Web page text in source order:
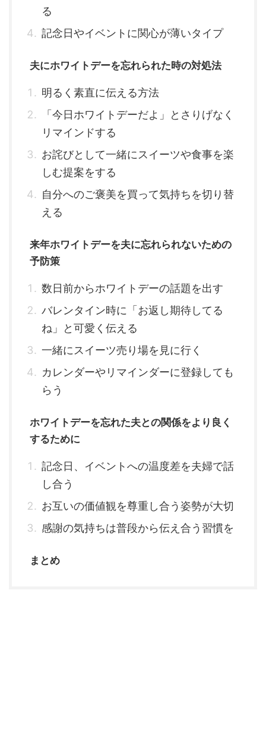
る
記念日やイベントに関心が薄いタイプ
夫にホワイトデーを忘れられた時の対処法
明るく素直に伝える方法
「今日ホワイトデーだよ」とさりげなく
リマインドする
お詫びとして一緒にスイーツや食事を楽
しむ提案をする
自分へのご褒美を買って気持ちを切り替
える
来年ホワイトデーを夫に忘れられないための
予防策
数日前からホワイトデーの話題を出す
バレンタイン時に「お返し期待してる
ね」と可愛く伝える
一緒にスイーツ売り場を見に行く
カレンダーやリマインダーに登録しても
らう
ホワイトデーを忘れた夫との関係をより良く
するために
記念日、イベントへの温度差を夫婦で話
し合う
お互いの価値観を尊重し合う姿勢が大切
感謝の気持ちは普段から伝え合う習慣を
まとめ